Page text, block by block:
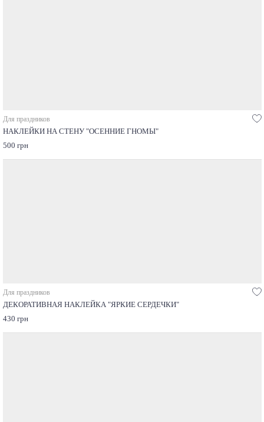
Для праздников
НАКЛЕЙКИ НА СТЕНУ "ОСЕННИЕ ГНОМЫ"
500 грн
Для праздников
ДЕКОРАТИВНАЯ НАКЛЕЙКА "ЯРКИЕ СЕРДЕЧКИ"
430 грн